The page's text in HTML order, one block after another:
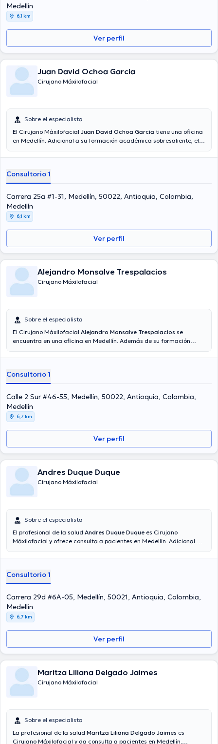
Medellín
6,1 km
Ver perfil
Juan David Ochoa Garcia
Cirujano Máxilofacial
Sobre el especialista
El Cirujano Máxilofacial Juan David Ochoa Garcia tiene una oficina
en Medellín. Adicional a su formación académica sobresaliente, el
médico cuenta con muchos años de experiencia laboral en su
diversas asociaciones médicas. Juan David Ochoa Garcia ha
formado parte en considerables conferencias con la intención de
lograr tener una formación continua en su temática de
especialización y ha compartido diversos artículos. La consulta se
puede hacer en Español.
Consultorio 1
Carrera 25a #1-31, Medellín, 50022, Antioquia, Colombia,
Medellín
6,1 km
Ver perfil
Alejandro Monsalve Trespalacios
Cirujano Máxilofacial
Sobre el especialista
El Cirujano Máxilofacial Alejandro Monsalve Trespalacios se
encuentra en una oficina en Medellín. Además de su formación
en su área de especialidad. El doctor cuenta con varios años de
participado como miembro de diversas asociaciones médicas.
Alejandro Monsalve Trespalacios ha intervenido en considerables
conferencias con la finalidad de tener una formación continua en
su disciplina de especialización y ha difundido diversas
publicaciones. Finalmente, el Dr. puede hablar Inglés, Portugués,
Español en su consultorio.
Consultorio 1
Calle 2 Sur #46-55, Medellín, 50022, Antioquia, Colombia,
Medellín
6,7 km
Ver perfil
Andres Duque Duque
Cirujano Máxilofacial
Sobre el especialista
El profesional de la salud Andres Duque Duque es Cirujano
Máxilofacial y ofrece consulta a pacientes en Medellín. Adicional a
en su área de especialidad. El profesional de la salud cuenta con
igual forma, él se ha desempeñado como miembro de diversas
asociaciones médicas. Andres Duque Duque ha intervenido en
abundantes conferencias con el ideal de tener una formación
continua en su disciplina de especialización y ha publicado
numerosas publicaciones. Español es el idioma principal usados por
el Dr.
Consultorio 1
Carrera 29d #6A-05, Medellín, 50021, Antioquia, Colombia,
Medellín
6,7 km
Ver perfil
Maritza Liliana Delgado Jaimes
Cirujano Máxilofacial
Sobre el especialista
La profesional de la salud Maritza Liliana Delgado Jaimes es
Cirujano Máxilofacial y da consulta a pacientes en Medellín.